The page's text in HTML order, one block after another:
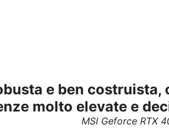
e ben costruista,
molto elevate e
MSI Geforce RTX